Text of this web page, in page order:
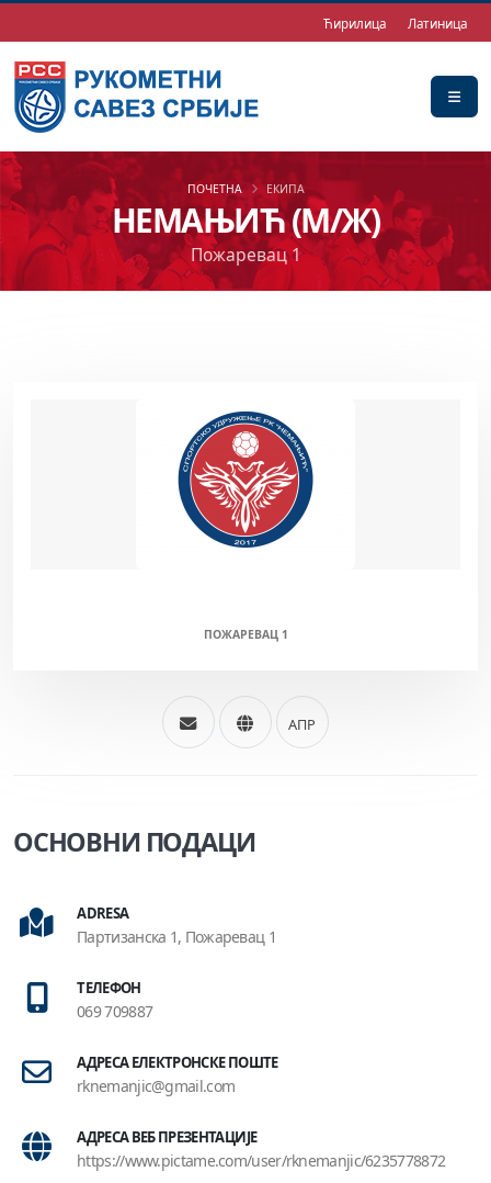
Ћирилица Латиница
НЕМАЊИЋ (М/Ж)
Пожаревац 1
ПОЧЕТНА ЕКИПА
ПОЖАРЕВАЦ 1
АПР
ОСНОВНИ ПОДАЦИ
ADRESA
Партизанска 1, Пожаревац 1
ТЕЛЕФОН
069 709887
АДРЕСА ЕЛЕКТРОНСКЕ ПОШТЕ
rknemanjic@gmail.com
АДРЕСА ВЕБ ПРЕЗЕНТАЦИЈЕ
https://www.pictame.com/user/rknemanjic/6235778872